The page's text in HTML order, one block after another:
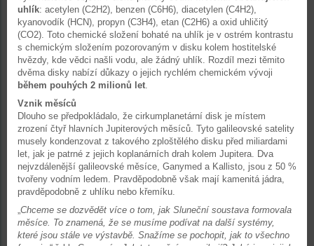
uhlík: acetylen (C2H2), benzen (C6H6), diacetylen (C4H2),
kyanovodík (HCN), propyn (C3H4), etan (C2H6) a oxid uhličitý
(CO2). Toto chemické složení bohaté na uhlík je v ostrém kontrastu
s chemickým složením pozorovaným v disku kolem hostitelské
hvězdy, kde vědci našli vodu, ale žádný uhlík. Rozdíl mezi těmito
dvěma disky nabízí důkazy o jejich rychlém chemickém vývoji
během pouhých 2 milionů let
Vznik měsíců
Dlouho se předpokládalo, že cirkumplanetární disk je místem
zrození čtyř hlavních Jupiterových měsíců. Tyto galileovské satelity
musely kondenzovat z takového zploštělého disku před miliardami
let, jak je patrné z jejich koplanárních drah kolem Jupitera. Dva
nejvzdálenější galileovské měsíce, Ganymed a Kallisto, jsou z 50 %
tvořeny vodním ledem. Pravděpodobně však mají kamenitá jádra,
pravděpodobně z uhlíku nebo křemíku.
Chceme se dozvědět více o tom, jak Sluneční soustava formovala
měsíce. To znamená, že se musíme podívat na další systémy,
které jsou stále ve výstavbě. Snažíme se pochopit, jak to všechno